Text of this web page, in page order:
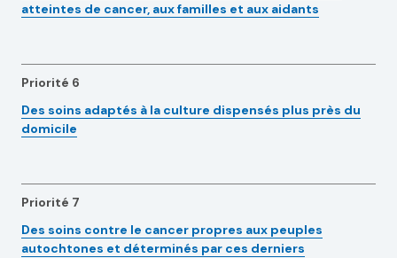
atteintes de cancer, aux familles et aux aidants
Priorité 6
Des soins adaptés à la culture dispensés plus près du
domicile
Priorité 7
Des soins contre le cancer propres aux peuples
autochtones et déterminés par ces derniers